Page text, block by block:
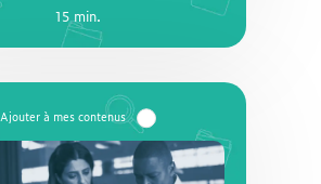
15 min.
15 min.